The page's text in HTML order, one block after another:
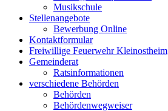
Musikschule
Stellenangebote
Bewerbung Online
Kontaktformular
Freiwillige Feuerwehr Kleinostheim
Gemeinderat
Ratsinformationen
verschiedene Behörden
Behörden
Behördenwegweiser